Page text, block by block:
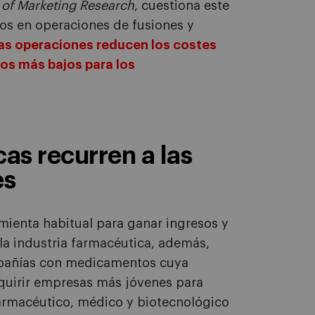
Marketing Research, cuestiona este
en operaciones de fusiones y
operaciones reducen los costes
más bajos para los
recurren a las
habitual para ganar ingresos y
industria farmacéutica, además,
con medicamentos cuya
empresas más jóvenes para
médico y biotecnológico